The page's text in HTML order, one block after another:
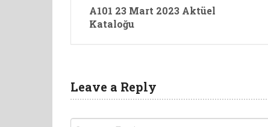
A101 23 Mart 2023 Aktüel
Kataloğu
Leave a Reply